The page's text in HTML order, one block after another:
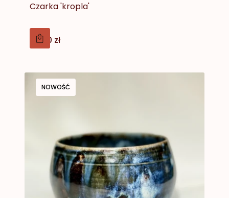
Czarka 'kropla'
Cena
79,00 zł
NOWOŚĆ